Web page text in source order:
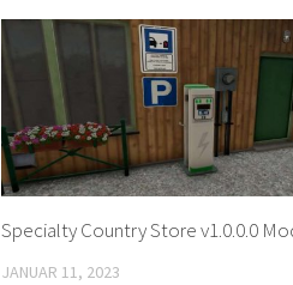
Specialty Country Store v1.0.0.0
JANUAR 11, 2023